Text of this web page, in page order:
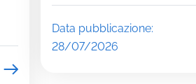
Data pubblicazione:
28/07/2026